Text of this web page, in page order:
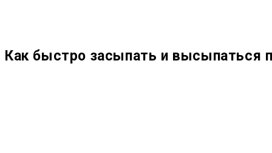
Как быстро засыпать и высыпаться